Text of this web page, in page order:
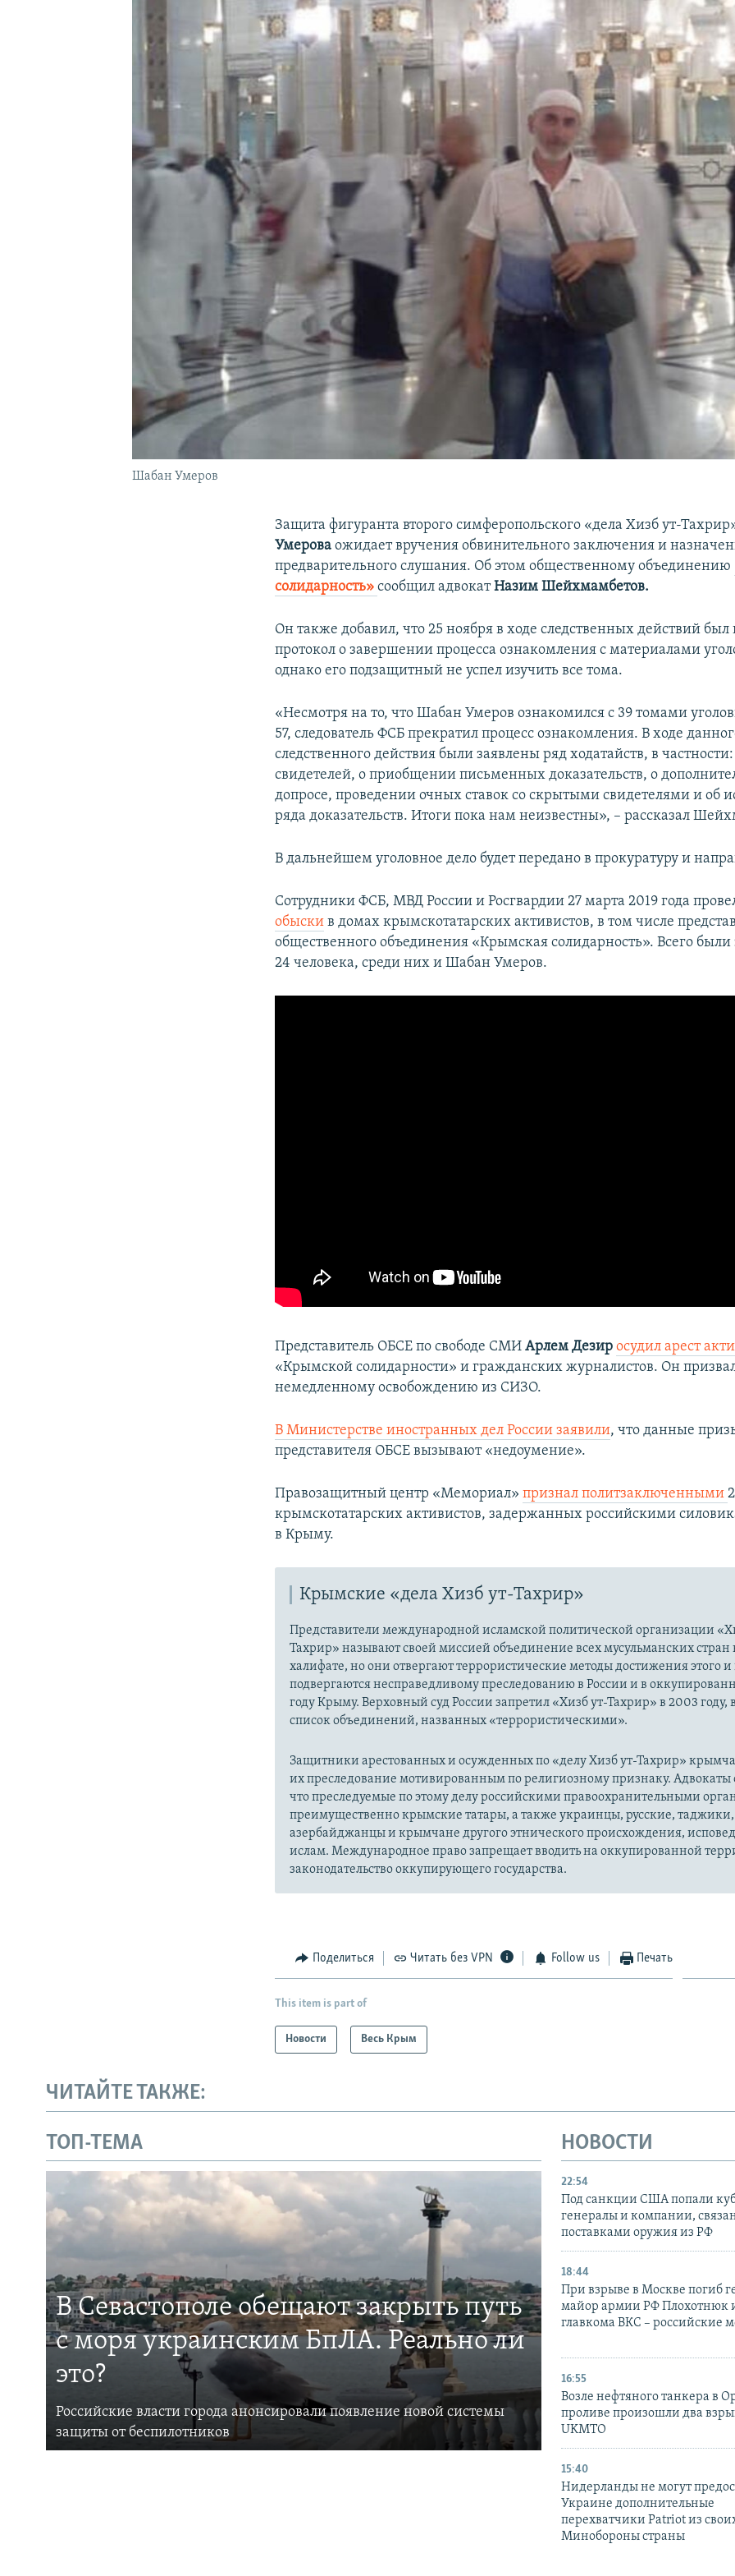
УКРАИНСКАЯ ПРОБЛЕМА КРЫМА
Шабан Умеров
Защита фигуранта второго симферопольского «дела Хизб ут-
Умероваожидает вручения обвинительного заключения и
предварительного слушания. Об этом общественному объединению
солидарность»сообщил адвокатНазим Шейхмамбетов.
Он также добавил, что 25 ноября в ходе следственных действий был
протокол о завершении процесса ознакомления с материалами
однако его подзащитный не успел изучить все тома.
«Несмотря на то, что Шабан Умеров ознакомился с 39 томами
57, следователь ФСБ прекратил процесс ознакомления. В ходе
следственного действия были заявлены ряд ходатайств, в
свидетелей, о приобщении письменных доказательств, о
допросе, проведении очных ставок со скрытыми свидетелями и об
ряда доказательств. Итоги пока нам неизвестны», – рассказал
В дальнейшем уголовное дело будет передано в прокуратуру и
Сотрудники ФСБ, МВД России и Росгвардии 27 марта 2019 года
обыски в домах крымскотатарских активистов, в том числе
общественного объединения «Крымская солидарность». Всего
24 человека, среди них и Шабан Умеров.
Представитель ОБСЕ по свободе СМИАрлем Дезир осудил арест
«Крымской солидарности» и гражданских журналистов. Он
немедленному освобождению из СИЗО.
В Министерстве иностранных дел России заявили, что данные
представителя ОБСЕ вызывают «недоумение».
Правозащитный центр «Мемориал»признал политзаключенными
крымскотатарских активистов, задержанных российскими
в Крыму.
Крымские «дела Хизб ут-Тахрир»
Представители международной исламской политической организации
Тахрир» называют своей миссией объединение всех мусульманских стран
халифате, но они отвергают террористические методы достижения этого и
подвергаются несправедливому преследованию в России и в
году Крыму. Верховный суд России запретил «Хизб ут-Тахрир» в 2003 году,
список объединений, названных «террористическими».
Защитники арестованных и осужденных по «делу Хизб ут-Тахрир»
их преследование мотивированным по религиозному признаку. Адвокаты
что преследуемые по этому делу российскими правоохранительными
преимущественно крымские татары, а также украинцы, русские, таджики,
азербайджанцы и крымчане другого этнического происхождения,
ислам. Международное право запрещает вводить на оккупированной
законодательство оккупирующего государства.
Поделиться Читать без VPN Follow us Печать
This item is part of
Новости Весь Крым
ЧИТАЙТЕ ТАКЖЕ:
ТОП-ТЕМА
В Севастополе обещают закрыть путь
с моря украинским БпЛА. Реально ли
это?
Российские власти города анонсировали появление новой системы
защиты от беспилотников
НОВОСТИ
22:54
Под санкции США попали
генералы и компании,
поставками оружия из РФ
18:44
При взрыве в Москве погиб
майор армии РФ Плохотнюк
главкома ВКС – российские
16:55
Возле нефтяного танкера в
проливе произошли два
UKMTO
15:40
Нидерланды не могут
Украине дополнительные
перехватчики Patriot из
Минобороны страны